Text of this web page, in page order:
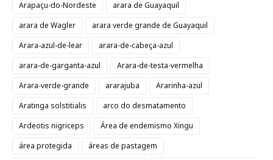
Arapaçu-do-Nordeste
arara de Guayaquil
arara de Wagler
arara verde grande de Guayaquil
Arara-azul-de-lear
arara-de-cabeça-azul
arara-de-garganta-azul
Arara-de-testa-vermelha
Arara-verde-grande
ararajuba
Ararinha-azul
Aratinga solstitialis
arco do desmatamento
Ardeotis nigriceps
Área de endemismo Xingu
área protegida
áreas de pastagem